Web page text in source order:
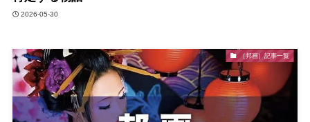
2026-05-30
［邦画］記事一覧